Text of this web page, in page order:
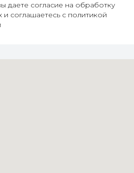
даете согласие на обработку
и соглашаетесь c политикой